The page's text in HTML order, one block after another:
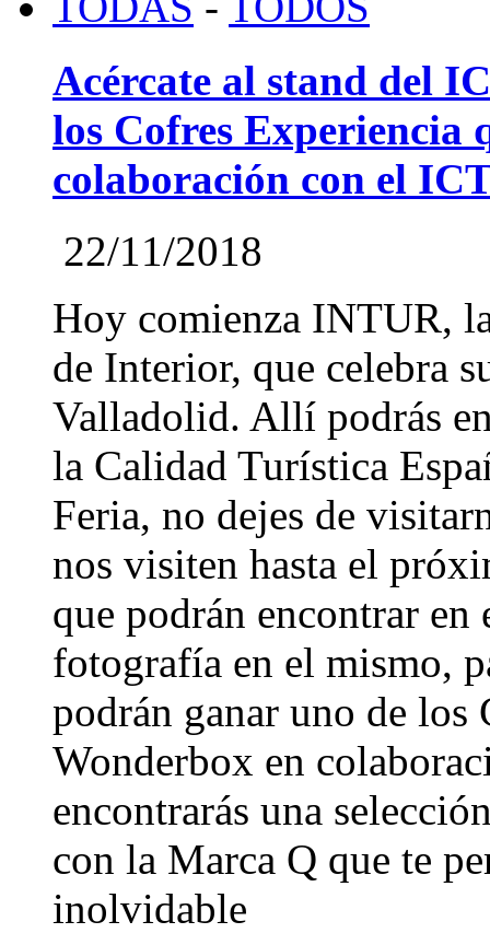
Acércate al stand del
los Cofres Experiencia
colaboración con el
22/11/2018
Hoy comienza INTUR,
de Interior, que celebra
Valladolid. Allí podrás
la Calidad Turística
Feria, no dejes de
nos visiten hasta el
que podrán encontrar
fotografía en el mismo,
podrán ganar uno de los
Wonderbox en
encontrarás una
con la Marca Q que te
inolvidable